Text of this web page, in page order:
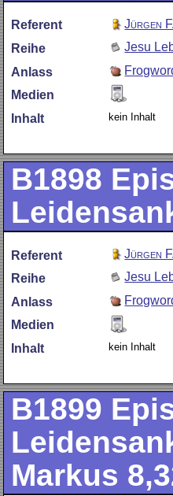
Referent Jürgen F.
Reihe
Jesu
Anlass
Medien
Inhalt
kein Inhalt
B1898
Referent Jürgen F.
Reihe
Jesu
Anlass
Medien
Inhalt
kein Inhalt
B1899
Markus